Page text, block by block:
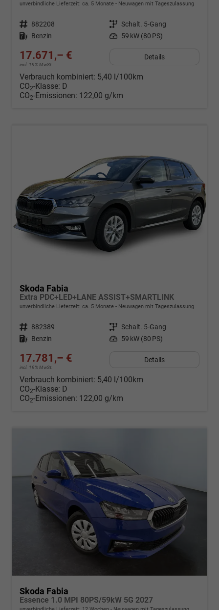
unverbindliche Lieferzeit: ca. 5 Monate Neuwagen mit Tageszulassung
Fahrzeugnr. 882208 Getriebe Schalt. 5-Gang
Kraftstoff Benzin Leistung 59 kW (80 PS)
17.671,– €
incl. 19% MwSt.
Details
Verbrauch kombiniert: 5,40 l/100km
CO2-Klasse: D
CO2-Emissionen: 122,00 g/km
Skoda Fabia
Extra PDC+LED+LANE ASSIST+SMARTLINK
unverbindliche Lieferzeit: ca. 5 Monate Neuwagen mit Tageszulassung
Fahrzeugnr. 882389 Getriebe Schalt. 5-Gang
Kraftstoff Benzin Leistung 59 kW (80 PS)
17.781,– €
incl. 19% MwSt.
Details
Verbrauch kombiniert: 5,40 l/100km
CO2-Klasse: D
CO2-Emissionen: 122,00 g/km
Skoda Fabia
Essence 1.0 MPI 80PS/59kW 5G 2027